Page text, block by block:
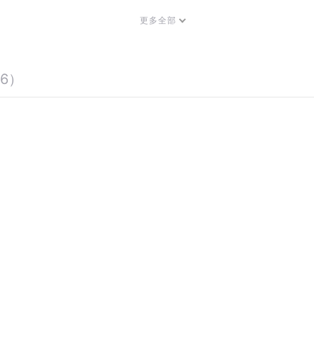
更多全部
6）